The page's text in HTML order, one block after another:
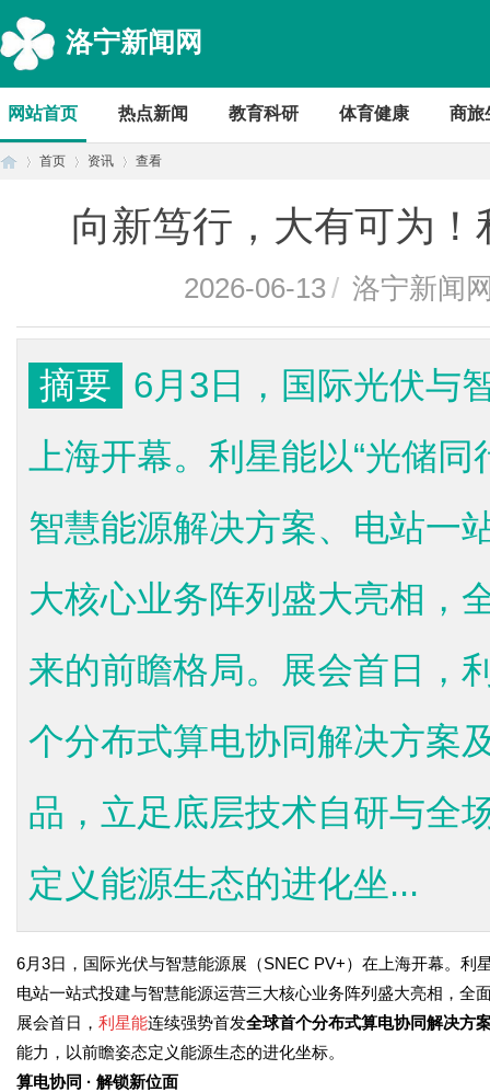
洛宁新闻网
网站首页 热点新闻 教育科研 体育健康 商旅
首页 资讯 查看
向新笃行，大有可为
2026-06-13/ 洛宁新闻
摘要
6月3日，国际光伏与
上海开幕。利星能以“光储
智慧能源解决方案、电站一
大核心业务阵列盛大亮相，
来的前瞻格局。展会首日，
个分布式算电协同解决方案
品，立足底层技术自研与全
定义能源生态的进化坐...
6月3日，国际光伏与智慧能源展（SNEC PV+）在上海开幕。利
电站一站式投建与智慧能源运营三大核心业务阵列盛大亮相，全
展会首日， 利星能连续强势首发全球首个分布式算电协同解决方
能力，以前瞻姿态定义能源生态的进化坐标。
算电协同 · 解锁新位面